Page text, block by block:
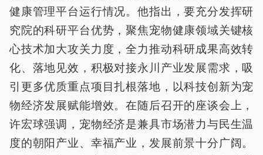
健康管理平台运行情况。他指出，要充分发挥研
究院的科研平台优势，聚焦宠物健康领域关键核
心技术加大攻关力度，全力推动科研成果高效转
化、落地见效，积极对接永川产业发展需求，吸
引更多优质重点项目扎根落地，以科技创新为宠
物经济发展赋能增效。在随后召开的座谈会上，
许宏球强调，宠物经济是兼具市场潜力与民生温
度的朝阳产业、幸福产业，发展前景十分广阔。